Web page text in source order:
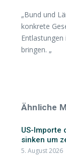
„Bund und
konkrete
bringen. „
Ähnliche
US-Importe
sinken um
5. August 2026